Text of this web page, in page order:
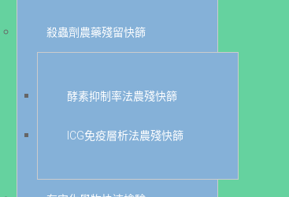
殺蟲劑農藥殘留快篩
酵素抑制率法農殘快篩
ICG免疫層析法農殘快篩